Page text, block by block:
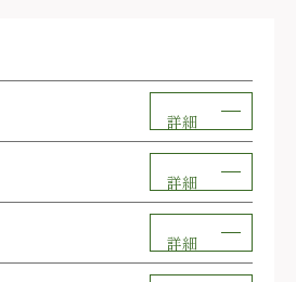
詳細
詳細
詳細